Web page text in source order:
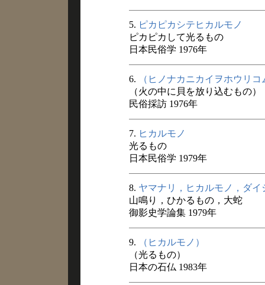
5. ピカピカシテヒカルモノ
ピカピカして光るもの
日本民俗学 1976年
6.
（ヒノナカニカイヲホウリ
（火の中に貝を放り込むもの
民俗採訪 1976年
7. ヒカルモノ
光るもの
日本民俗学 1979年
8. ヤマナリ，ヒカルモノ，ダイ
山鳴り，ひかるもの，大蛇
御影史学論集 1979年
9.
（ヒカルモノ）
（光るもの）
日本の石仏 1983年